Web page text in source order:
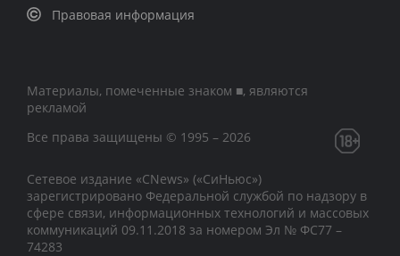
Правовая информация
Материалы, помеченные знаком ■, являются
рекламой
Все права защищены © 1995 – 2026
Сетевое издание «CNews» («СиНьюс»)
зарегистрировано Федеральной службой по надзору в
сфере связи, информационных технологий и массовых
коммуникаций 09.11.2018 за номером Эл № ФС77 –
74283